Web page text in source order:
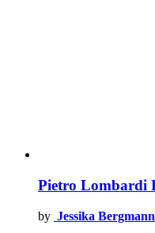
Pietro Lombardi
by Jessika Bergmann